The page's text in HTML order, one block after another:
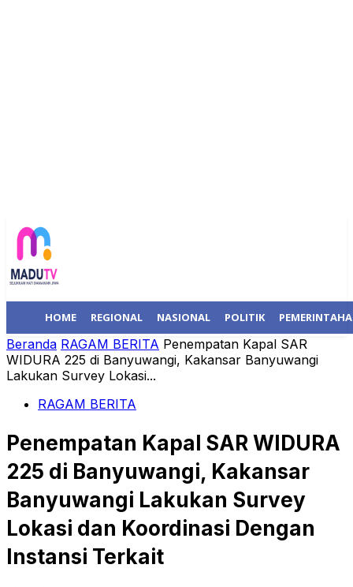
HOME REGIONAL NASIONAL POLITIK
Beranda RAGAM BERITA Penempatan Kapal SAR
WIDURA 225 di Banyuwangi, Kakansar Banyuwangi
Lakukan Survey Lokasi...
RAGAM BERITA
Penempatan Kapal SAR WIDURA
225 di Banyuwangi, Kakansar
Banyuwangi Lakukan Survey
Lokasi dan Koordinasi Dengan
Instansi Terkait